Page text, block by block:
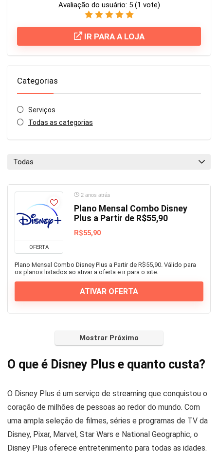
Avaliação do usuário: 5 (1 vote)
IR PARA A LOJA
Categorias
Serviços
Todas as categorias
Todas
OFERTA
2 anos atrás
Plano Mensal Combo Disney
Plus a Partir de R$55,90
R$55,90
Plano Mensal Combo Disney Plus a Partir de R$55,90. Válido para
os planos listados ao ativar a oferta e ir para o site.
ATIVAR OFERTA
Mostrar Próximo
O que é Disney Plus e quanto custa?
O Disney Plus é um serviço de streaming que conquistou o
coração de milhões de pessoas ao redor do mundo. Com
uma ampla seleção de filmes, séries e programas de TV da
Disney, Pixar, Marvel, Star Wars e National Geographic, o
Disney Plus oferece entretenimento para todas as idades.